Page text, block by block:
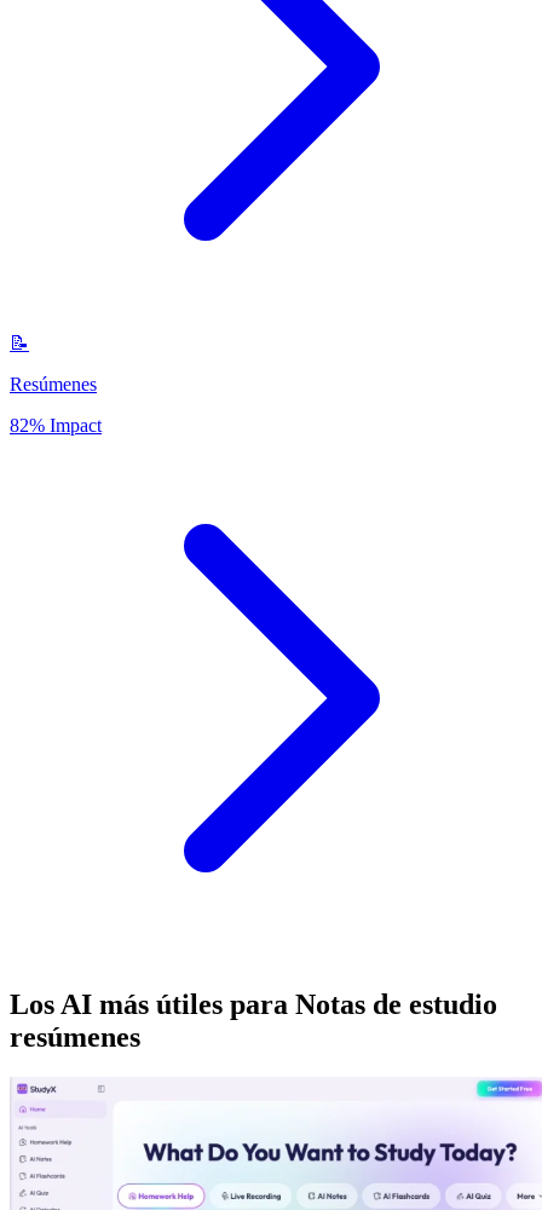
📝
Resúmenes
82% Impact
Los AI más útiles para Notas de estudio
resúmenes